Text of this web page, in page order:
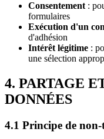
Consentement:
formulaires
Exécution d'un
d'adhésion
Intérêt légitime :
une sélection
4. PARTAGE
DONNÉES
4.1 Principe de